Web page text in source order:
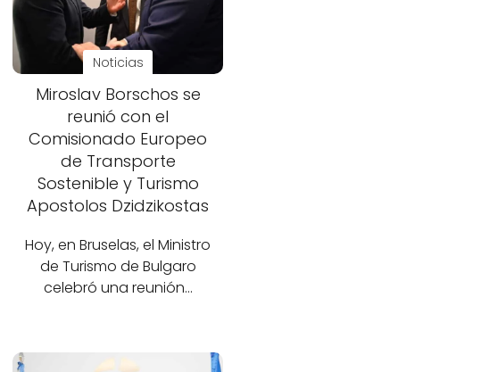
Noticias
Miroslav Borschos se
reunió con el
Comisionado Europeo
de Transporte
Sostenible y Turismo
Apostolos Dzidzikostas
Hoy, en Bruselas, el Ministro
de Turismo de Bulgaro
celebró una reunión…